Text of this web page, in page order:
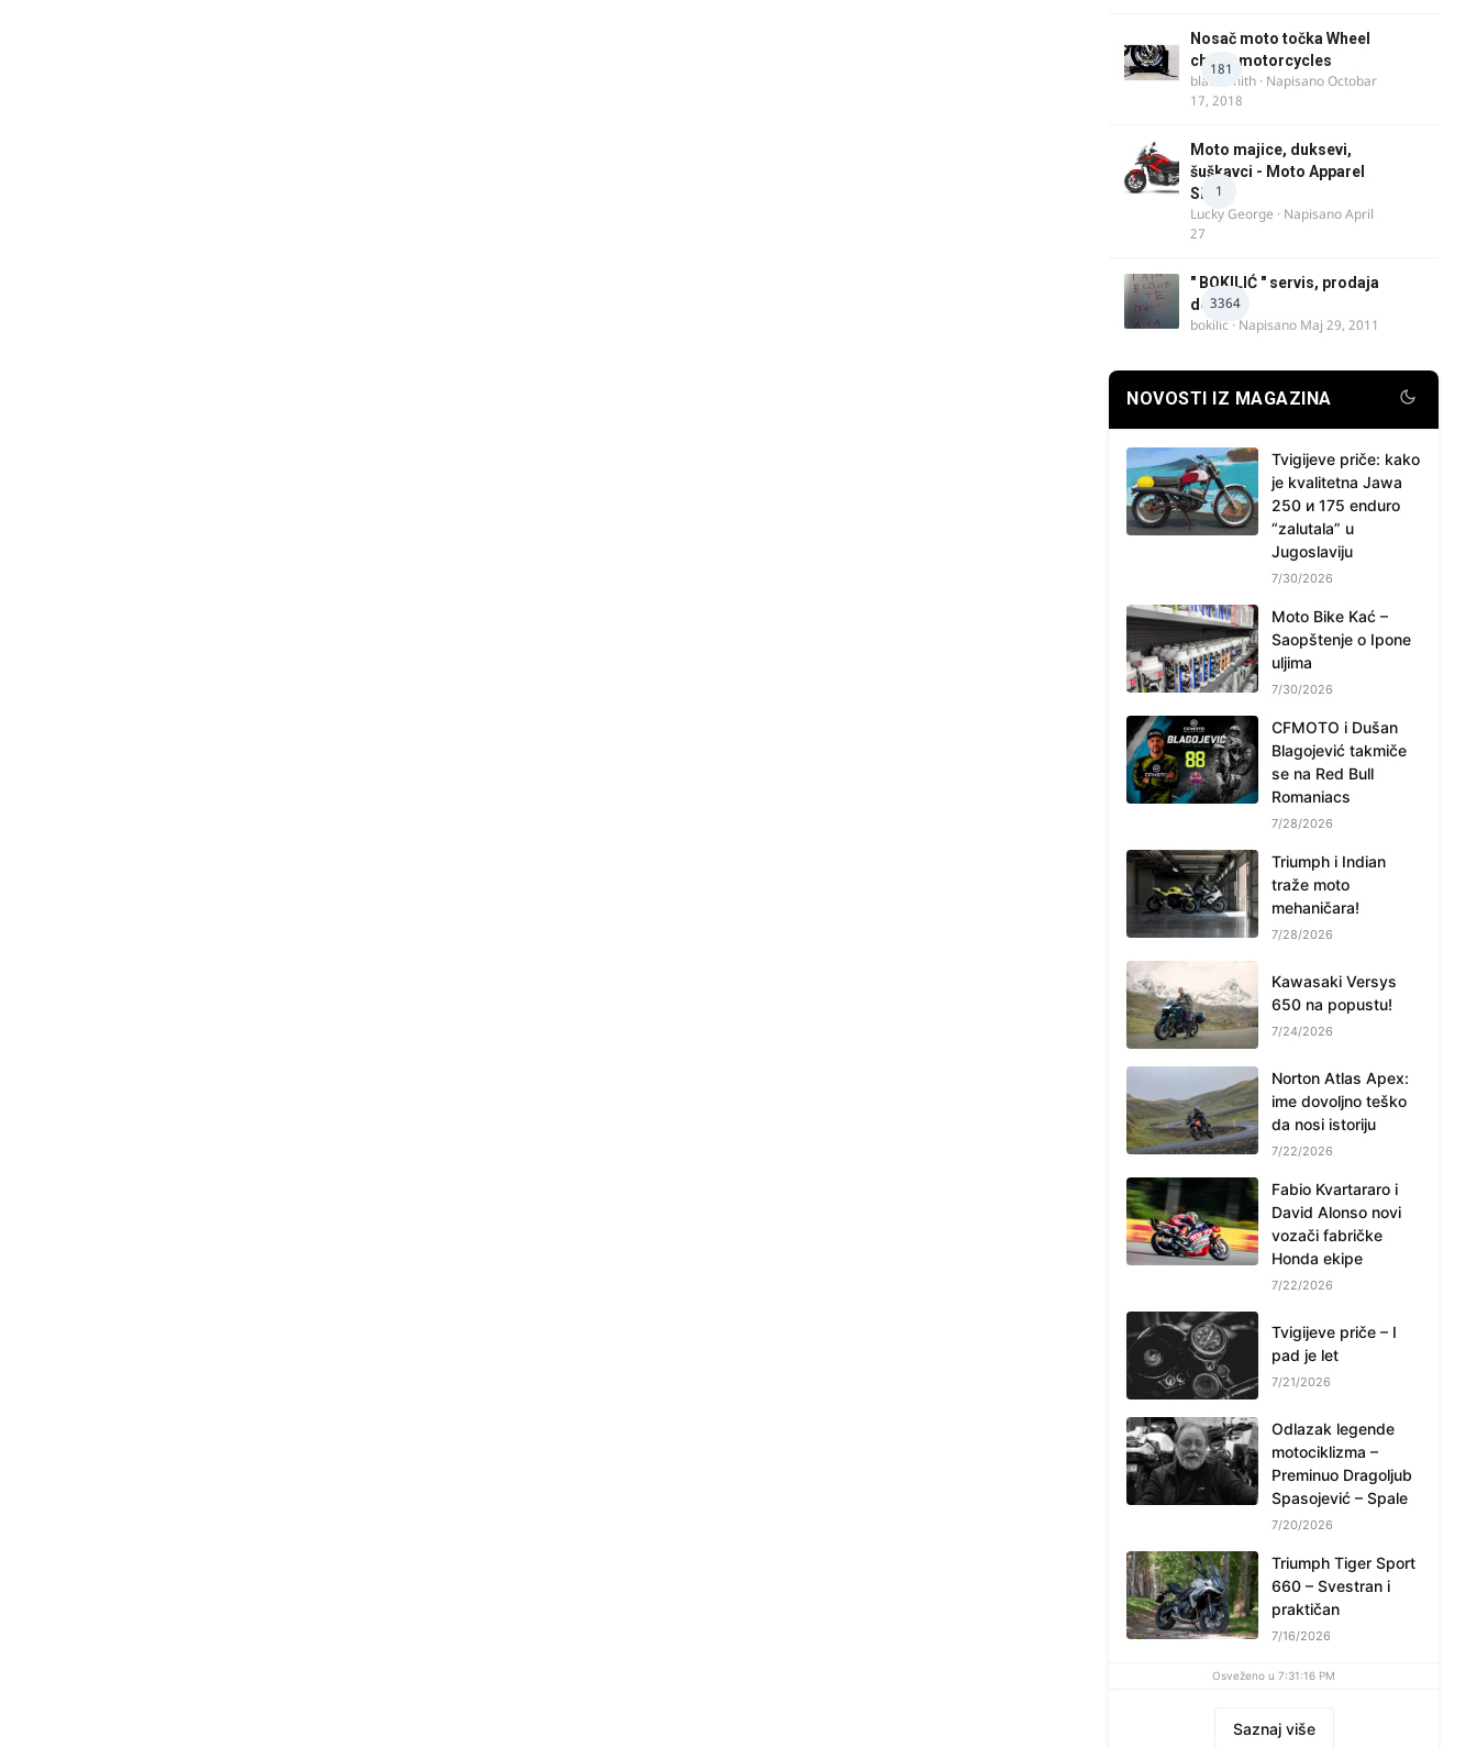
181
Nosač moto točka Wheel
chock motorcycles
blacksmith · NapisanoOctobar
17, 2018
1
Moto majice, duksevi,
šuškavci - Moto Apparel
SRB
Lucky George · NapisanoApril
27
3364
" BOKILIĆ " servis, prodaja
delova
bokilic · Napisano Maj 29, 2011
NOVOSTI IZ MAGAZINA
Tvigijeve priče: kako
je kvalitetna Jawa
250 и 175 enduro
“zalutala” u
Jugoslaviju
7/30/2026
Moto Bike Kać –
Saopštenje o Ipone
uljima
7/30/2026
CFMOTO i Dušan
Blagojević takmiče
se na Red Bull
Romaniacs
7/28/2026
Triumph i Indian
traže moto
mehaničara!
7/28/2026
Kawasaki Versys
650 na popustu!
7/24/2026
Norton Atlas Apex:
ime dovoljno teško
da nosi istoriju
7/22/2026
Fabio Kvartararo i
David Alonso novi
vozači fabričke
Honda ekipe
7/22/2026
Tvigijeve priče – I
pad je let
7/21/2026
Odlazak legende
motociklizma –
Preminuo Dragoljub
Spasojević – Spale
7/20/2026
Triumph Tiger Sport
660 – Svestran i
praktičan
7/16/2026
Osveženo u 7:31:16 PM
Saznaj više